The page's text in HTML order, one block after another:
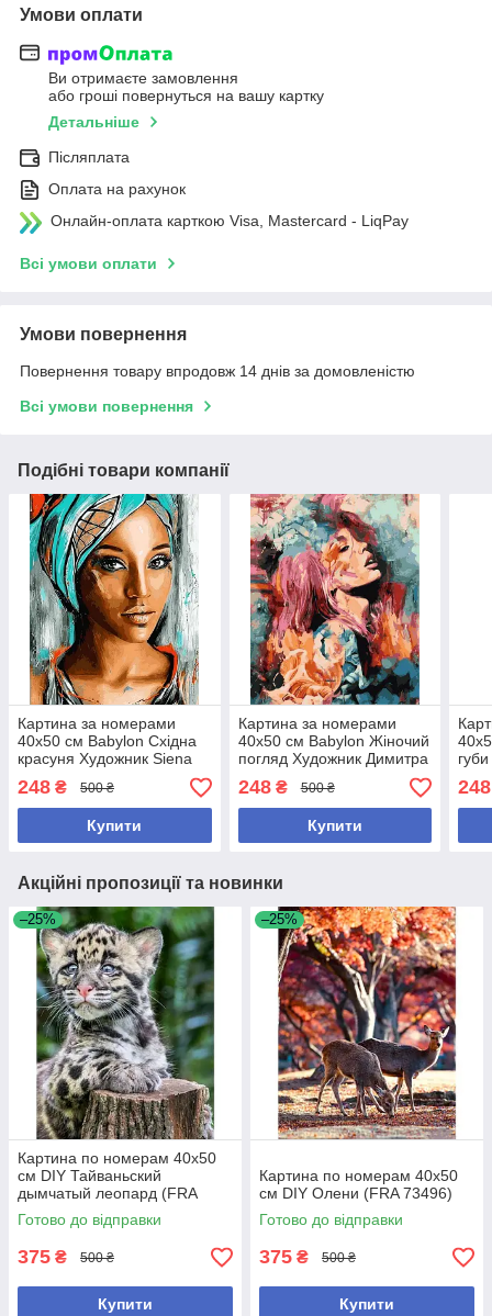
Умови оплати
Ви отримаєте замовлення
або гроші повернуться на вашу картку
Детальніше
Післяплата
Оплата на рахунок
Онлайн-оплата карткою Visa, Mastercard - LiqPay
Всі умови оплати
Умови повернення
Повернення товару впродовж 14 днів за домовленістю
Всі умови повернення
Подібні товари компанії
Картина за номерами
40х50 см Babylon Східна
красуня Художник Siena
Summers (RVP 1177)
248 ₴ 500 ₴
Купити
Картина за номерами
40х50 см Babylon Жіночий
погляд Художник Димитра
Мілан (RVP 983)
248₴ 500 ₴
Купити
248
Акційні пропозиції та новинки
–25%
Картина по номерам 40x50
см DIY Тайваньский
дымчатый леопард (FRA
73479)
Готово до відправки
375 ₴ 500 ₴
Купити
–25%
Картина по номерам 40x50
см DIY Олени (FRA 73496)
Готово до відправки
375 ₴ 500 ₴
Купити